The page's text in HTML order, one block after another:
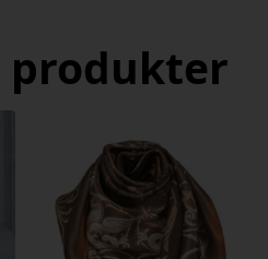
produkter